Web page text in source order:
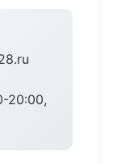
20:00,